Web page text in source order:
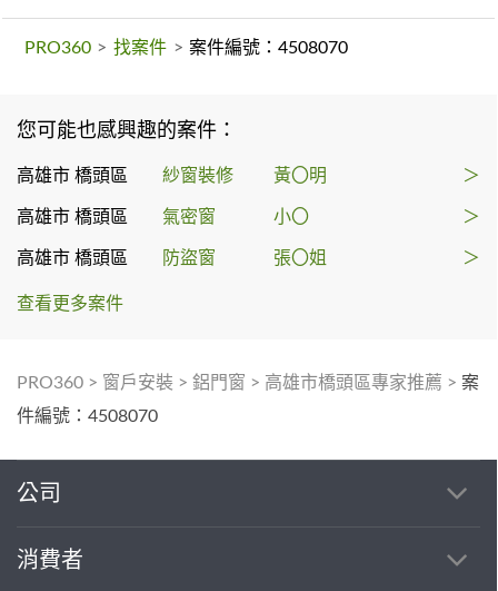
PRO360 > 找案件 > 案件編號：4508070
您可能也感興趣的案件：
高雄市 橋頭區 紗窗裝修 黃〇明 ＞
高雄市 橋頭區 氣密窗 小〇 ＞
高雄市 橋頭區 防盜窗 張〇姐 ＞
查看更多案件
PRO360 > 窗戶安裝 > 鋁門窗 > 高雄市橋頭區專家推薦 > 案
件編號：4508070
公司
消費者